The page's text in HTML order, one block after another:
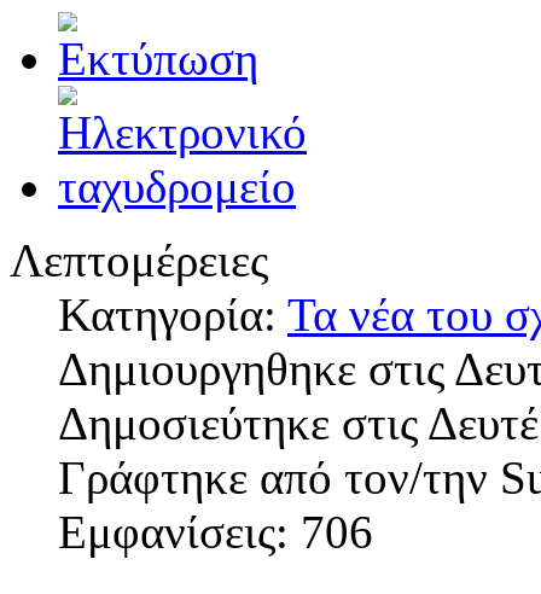
Λεπτομέρειες
Κατηγορία: Τα νέα του
Δημιουργηθηκε στις
Δημοσιεύτηκε στις
Γράφτηκε από τον/την
Εμφανίσεις: 706